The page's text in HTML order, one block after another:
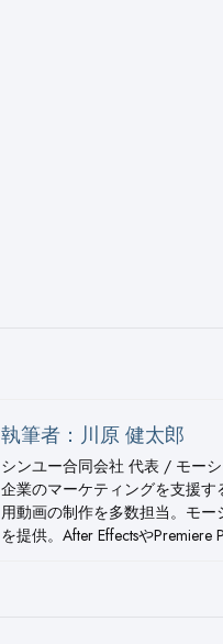
執筆者：川原 健太郎
シンユー合同会社 代表 / モー
企業のマーケティングを支援
用動画の制作を多数担当。モ
を提供。After Effectsや